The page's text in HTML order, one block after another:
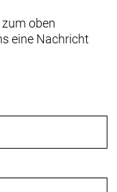
oben
eine Nachricht